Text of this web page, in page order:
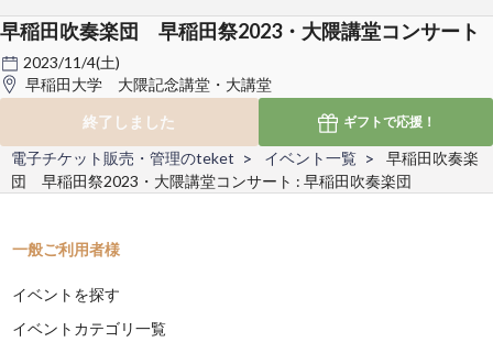
早稲田吹奏楽団 早稲田祭2023・大隈講堂コンサート
2023/11/4(土)
早稲田大学 大隈記念講堂・大講堂
終了しました
ギフトで応援！
電子チケット販売・管理のteket イベント一覧
早稲田吹奏楽
団 早稲田祭2023・大隈講堂コンサート : 早稲田吹奏楽団
一般ご利用者様
イベントを探す
イベントカテゴリ一覧